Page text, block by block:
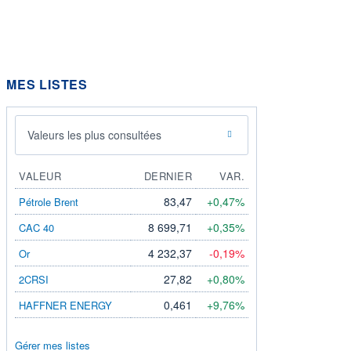
MES LISTES
Valeurs les plus consultées
VALEUR DERNIER
VAR.
Pétrole Brent
83,47 +0,47%
CAC 40 8 699,71 +0,35%
Or 4 232,37 -0,19%
2CRSI 27,82 +0,80%
HAFFNER ENERGY 0,461 +9,76%
Gérer mes listes